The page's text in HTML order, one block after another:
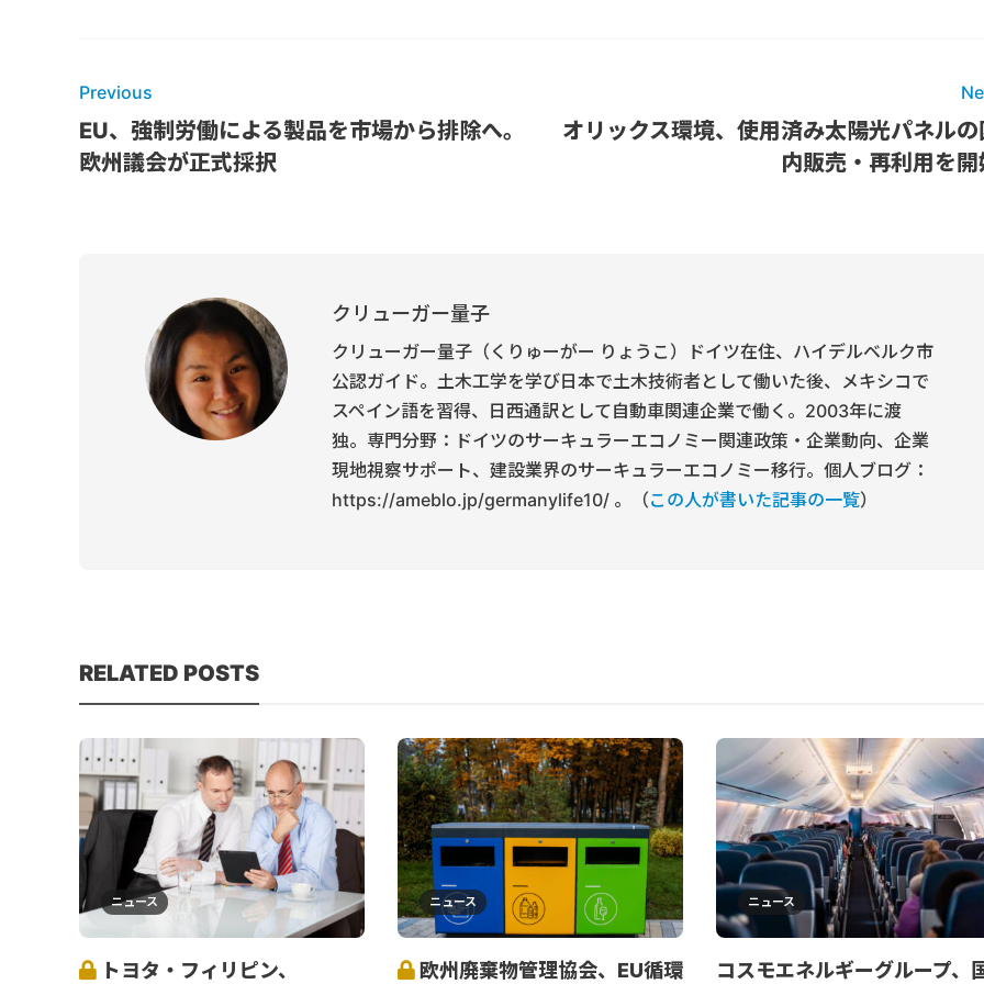
Previous
EU、強制労働による製品を市場から排除へ。
欧州議会が正式採択
オリックス環境、使用済み太陽光パネルの
内販売・再利用を開
クリューガー量子
クリューガー量子（くりゅーがー りょうこ）ドイツ在住、ハイデルベルク市
公認ガイド。土木工学を学び日本で土木技術者として働いた後、メキシコで
スペイン語を習得、日西通訳として自動車関連企業で働く。2003年に渡
独。専門分野：ドイツのサーキュラーエコノミー関連政策・企業動向、企業
現地視察サポート、建設業界のサーキュラーエコノミー移行。個人ブログ：
https://ameblo.jp/germanylife10/ 。（この人が書いた記事の一覧）
RELATED POSTS
ニュース
トヨタ・フィリピン、
ニュース
欧州廃棄物管理協会、EU循環
ニュース
コスモエネルギーグループ、